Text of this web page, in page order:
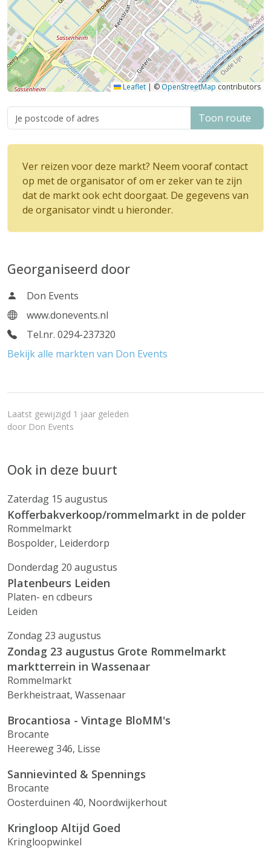
Leaflet | © OpenStreetMap contributors
Toon route
Ver reizen voor deze markt? Neem vooraf contact
op met de organisator of om er zeker van te zijn
dat de markt ook echt doorgaat. De gegevens van
de organisator vindt u hieronder.
Georganiseerd door
Don Events
www.donevents.nl
Tel.nr. 0294-237320
Bekijk alle markten van Don Events
Laatst gewijzigd 1 jaar geleden
door Don Events
Ook in deze buurt
Zaterdag 15 augustus
Kofferbakverkoop/rommelmarkt in de polder
Rommelmarkt
Bospolder, Leiderdorp
Donderdag 20 augustus
Platenbeurs Leiden
Platen- en cdbeurs
Leiden
Zondag 23 augustus
Zondag 23 augustus Grote Rommelmarkt
marktterrein in Wassenaar
Rommelmarkt
Berkheistraat, Wassenaar
Brocantiosa - Vintage BloMM's
Brocante
Heereweg 346, Lisse
Sannievinted & Spennings
Brocante
Oosterduinen 40, Noordwijkerhout
Kringloop Altijd Goed
Kringloopwinkel